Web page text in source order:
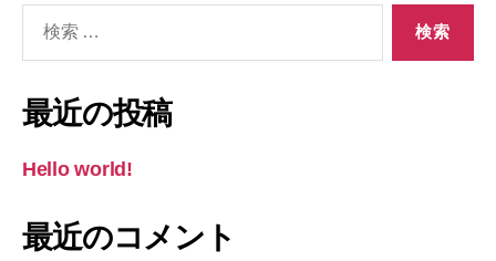
象:
最近の投稿
Hello world!
最近のコメント